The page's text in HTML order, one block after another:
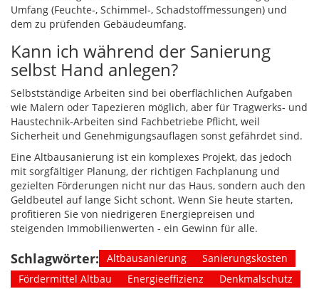
Umfang (Feuchte‑, Schimmel‑, Schadstoffmessungen) und
dem zu prüfenden Gebäudeumfang.
Kann ich während der Sanierung
selbst Hand anlegen?
Selbstständige Arbeiten sind bei oberflächlichen Aufgaben
wie Malern oder Tapezieren möglich, aber für Tragwerks‑ und
Haustechnik‑Arbeiten sind Fachbetriebe Pflicht, weil
Sicherheit und Genehmigungsauflagen sonst gefährdet sind.
Eine Altbausanierung ist ein komplexes Projekt, das jedoch
mit sorgfältiger Planung, der richtigen Fachplanung und
gezielten Förderungen nicht nur das Haus, sondern auch den
Geldbeutel auf lange Sicht schont. Wenn Sie heute starten,
profitieren Sie von niedrigeren Energiepreisen und
steigenden Immobilienwerten - ein Gewinn für alle.
Schlagwörter: Altbausanierung
Sanierungskosten
Fördermittel Altbau
Energieeffizienz Denkmalschutz